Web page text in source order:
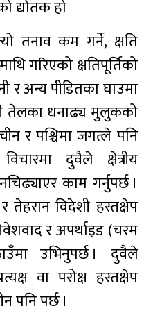
द्योतक हो
तनाव कम गर्ने, क्षति
गरिएको क्षतिपूर्तिको
र अन्य पीडितका घाउमा
तेलका धनाढ्य मुलुकको
र पश्चिमा जगत्ले पनि
दुवैले क्षेत्रीय
काम गर्नुपर्छ ।
तेहरान विदेशी हस्तक्षेप
र अपर्थाइड (चरम
उभिनुपर्छ । दुवैले
वा परोक्ष हस्तक्षेप
पनि पर्छ ।